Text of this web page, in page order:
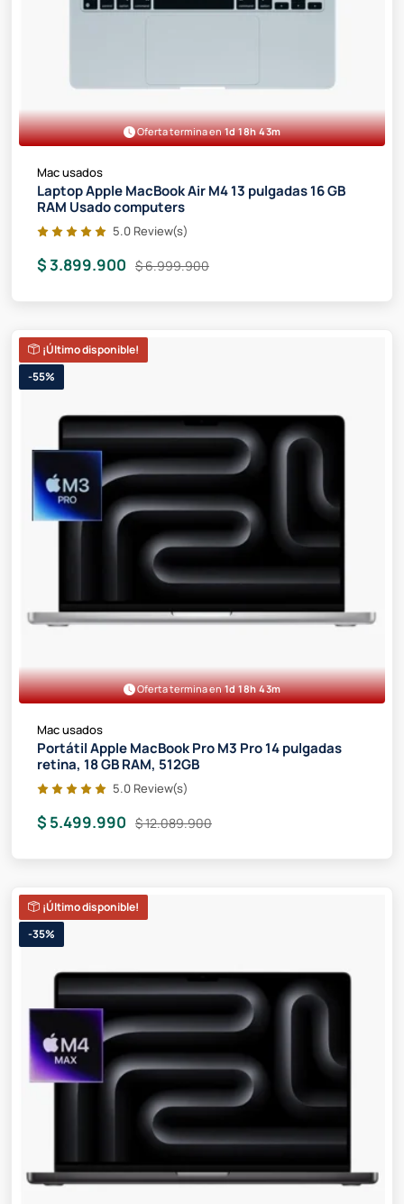
Oferta termina en 1d 18h 43m
Mac usados
Laptop Apple MacBook Air M4 13 pulgadas 16 GB
RAM Usado computers
5.0 Review(s)
$ 3.899.900 $ 6.999.900
¡Último disponible!
-55%
Oferta termina en 1d 18h 43m
Mac usados
Portátil Apple MacBook Pro M3 Pro 14 pulgadas
retina, 18 GB RAM, 512GB
5.0 Review(s)
$ 5.499.990 $ 12.089.900
¡Último disponible!
-35%